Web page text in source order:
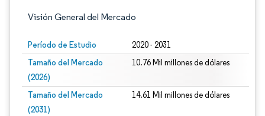
Visión General del Mercado
Período de Estudio 2020 - 2031
Tamaño del Mercado
(2026)
10.76 Mil millones de dólares
Tamaño del Mercado
(2031)
14.61 Mil millones de dólares